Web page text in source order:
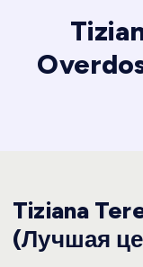
Tiziana
(Лучшая